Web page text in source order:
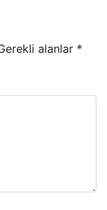
alanlar *